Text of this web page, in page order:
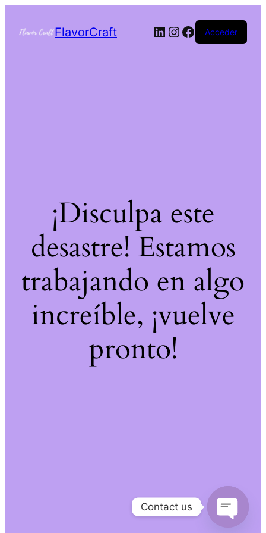
FlavorCraft Acceder
¡Disculpa este
desastre! Estamos
trabajando en algo
increíble, ¡vuelve
pronto!
Contact us